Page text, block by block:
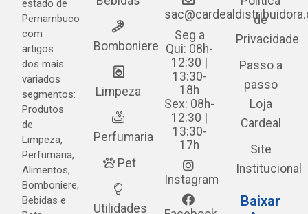
estado de
Pernambuco
com
artigos
dos mais
variados
segmentos:
Produtos
de
Limpeza,
Perfumaria,
Alimentos,
Bomboniere,
Bebidas e
Bomboniere
Limpeza
Perfumaria
Pet
Utilidades
Seg a
Qui: 08h-
12:30 |
13:30-
18h
Sex: 08h-
12:30 |
13:30-
17h
Instagram
de
Privacidade
Passo a
passo
Loja
Cardeal
Site
Institucional
Baixar